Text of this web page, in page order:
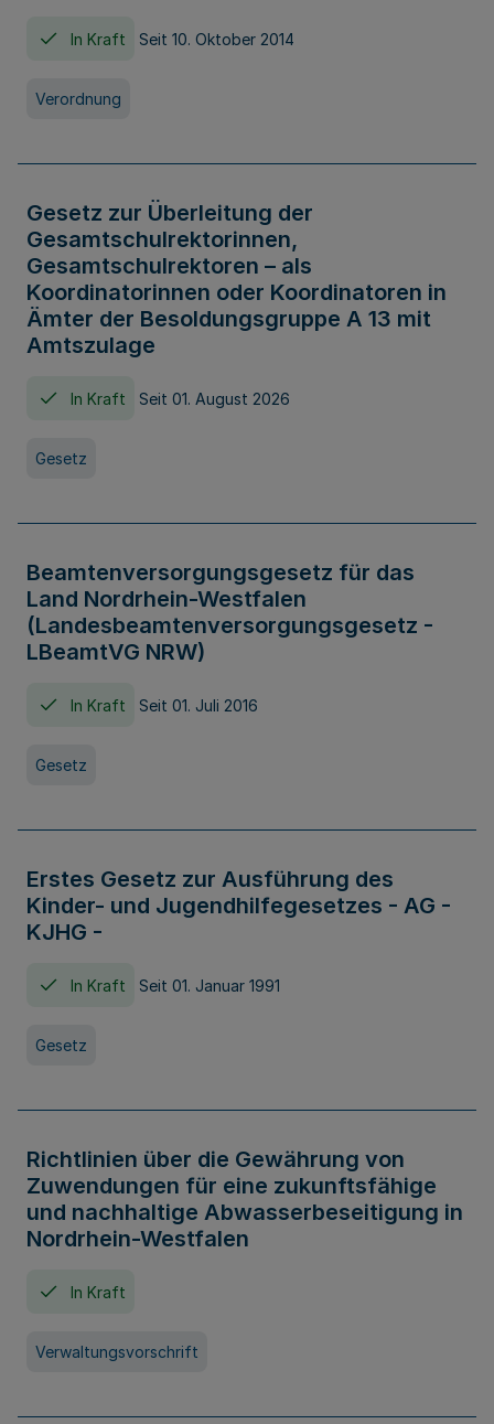
In Kraft Seit 10. Oktober 2014
Verordnung
Gesetz zur Überleitung der
Gesamtschulrektorinnen,
Gesamtschulrektoren – als
Koordinatorinnen oder Koordinatoren in
Ämter der Besoldungsgruppe A 13 mit
Amtszulage
In Kraft Seit 01. August 2026
Gesetz
Beamtenversorgungsgesetz für das
Land Nordrhein-Westfalen
(Landesbeamtenversorgungsgesetz -
LBeamtVG NRW)
In Kraft Seit 01. Juli 2016
Gesetz
Erstes Gesetz zur Ausführung des
Kinder- und Jugendhilfegesetzes - AG -
KJHG -
In Kraft Seit 01. Januar 1991
Gesetz
Richtlinien über die Gewährung von
Zuwendungen für eine zukunftsfähige
und nachhaltige Abwasserbeseitigung in
Nordrhein-Westfalen
In Kraft
Verwaltungsvorschrift